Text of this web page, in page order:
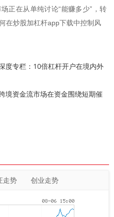
正在从单纯讨论“能赚多少”，转
在炒股加杠杆app下载中控制风
度专栏：10倍杠杆开户在境内外
境资金流市场在资金围绕短期催
走势 创业走势